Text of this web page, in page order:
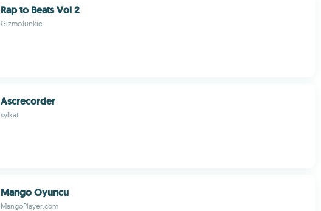
Rap to Beats Vol 2
GizmoJunkie
Ascrecorder
sylkat
Mango Oyuncu
MangoPlayer.com